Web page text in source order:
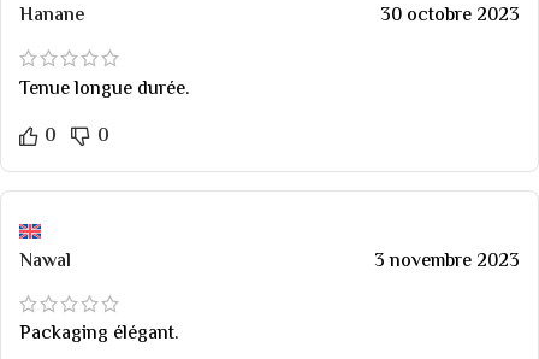
Hanane 30 octobre 2023
Tenue longue durée.
0
0
Nawal 3 novembre 2023
Packaging élégant.